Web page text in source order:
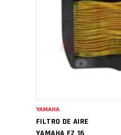
AÑADIR AL
FILTRO DE AIRE
YAMAHA